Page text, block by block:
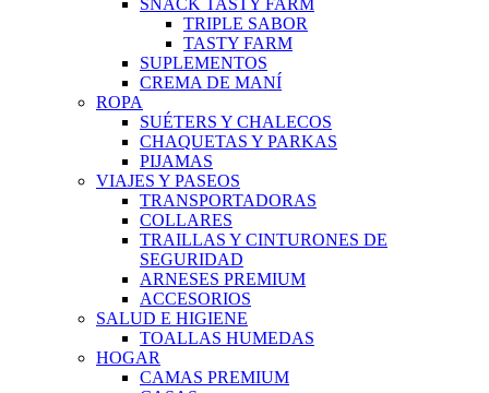
SNACK TASTY FARM
TRIPLE SABOR
TASTY FARM
SUPLEMENTOS
CREMA DE MANÍ
ROPA
SUÉTERS Y CHALECOS
CHAQUETAS Y PARKAS
PIJAMAS
VIAJES Y PASEOS
TRANSPORTADORAS
COLLARES
TRAILLAS Y CINTURONES DE
SEGURIDAD
ARNESES PREMIUM
ACCESORIOS
SALUD E HIGIENE
TOALLAS HUMEDAS
HOGAR
CAMAS PREMIUM